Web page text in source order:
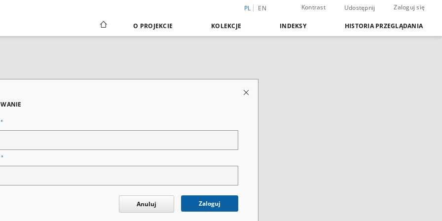
PL EN Kontrast Udostępnij Zaloguj się
O PROJEKCIE KOLEKCJE INDEKSY HISTORIA PRZEGLĄDANIA
*
*
Anuluj Zaloguj